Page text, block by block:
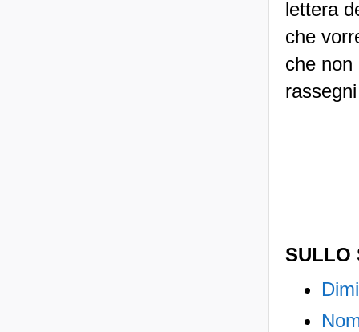
lettera
che
che non
SULLO